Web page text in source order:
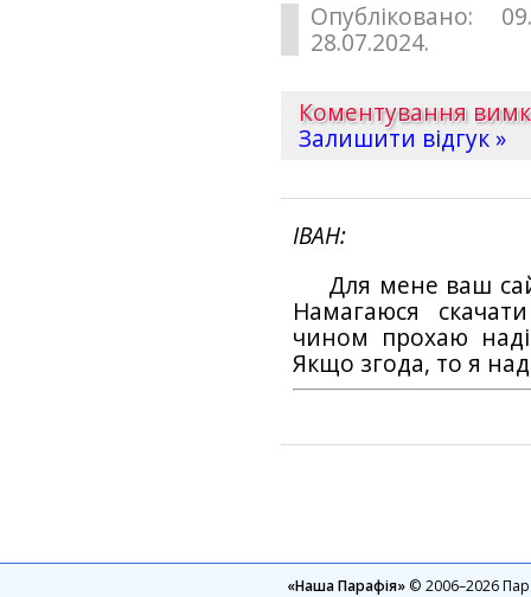
Опубліковано:
28.07.2024.
Коментування
Залишити відгук »
ІВАН
Для мене ваш
Намагаюся
чином прохаю
Якщо згода, то я
«Наша Парафія»© 2006–2026